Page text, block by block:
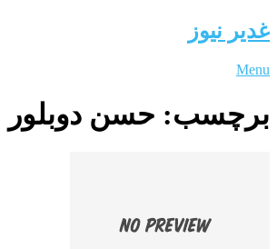
غدیر نیوز
Menu
برچسب: حسن دوبلور